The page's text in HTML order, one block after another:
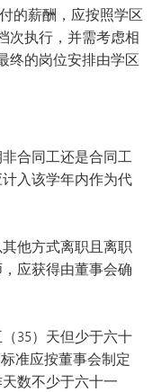
的薪酬，应按照学区
次执行，并需考虑相
终的岗位安排由学区
合同工还是合同工
入该学年内作为代
他方式离职且离职
应获得由董事会确
35）天但少于六十
准应按董事会制定
数不少于六十一